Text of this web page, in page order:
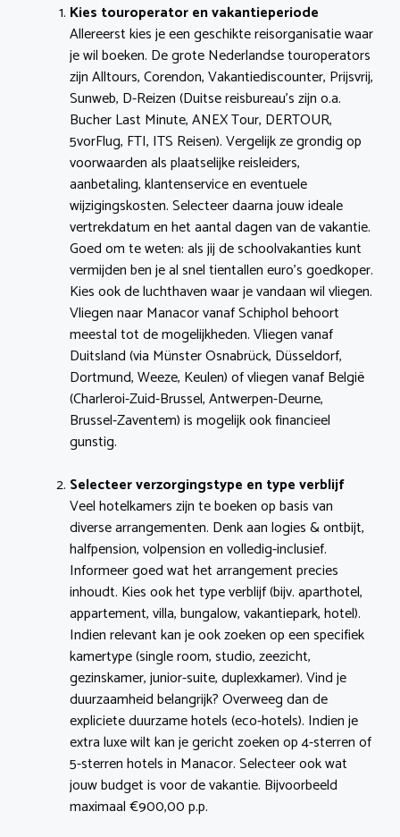
Kies touroperator en vakantieperiode
Allereerst kies je een geschikte reisorganisatie waar
je wil boeken. De grote Nederlandse touroperators
zijn Alltours, Corendon, Vakantiediscounter, Prijsvrij,
Sunweb, D-Reizen (Duitse reisbureau’s zijn o.a.
Bucher Last Minute, ANEX Tour, DERTOUR,
5vorFlug, FTI, ITS Reisen). Vergelijk ze grondig op
voorwaarden als plaatselijke reisleiders,
aanbetaling, klantenservice en eventuele
wijzigingskosten. Selecteer daarna jouw ideale
vertrekdatum en het aantal dagen van de vakantie.
Goed om te weten: als jij de schoolvakanties kunt
vermijden ben je al snel tientallen euro’s goedkoper.
Kies ook de luchthaven waar je vandaan wil vliegen.
Vliegen naar Manacor vanaf Schiphol behoort
meestal tot de mogelijkheden. Vliegen vanaf
Duitsland (via Münster Osnabrück, Düsseldorf,
Dortmund, Weeze, Keulen) of vliegen vanaf België
(Charleroi-Zuid-Brussel, Antwerpen-Deurne,
Brussel-Zaventem) is mogelijk ook financieel
gunstig.
Selecteer verzorgingstype en type verblijf
Veel hotelkamers zijn te boeken op basis van
diverse arrangementen. Denk aan logies & ontbijt,
halfpension, volpension en volledig-inclusief.
Informeer goed wat het arrangement precies
inhoudt. Kies ook het type verblijf (bijv. aparthotel,
appartement, villa, bungalow, vakantiepark, hotel).
Indien relevant kan je ook zoeken op een specifiek
kamertype (single room, studio, zeezicht,
gezinskamer, junior-suite, duplexkamer). Vind je
duurzaamheid belangrijk? Overweeg dan de
expliciete duurzame hotels (eco-hotels). Indien je
extra luxe wilt kan je gericht zoeken op 4-sterren of
5-sterren hotels in Manacor. Selecteer ook wat
jouw budget is voor de vakantie. Bijvoorbeeld
maximaal €900,00 p.p.